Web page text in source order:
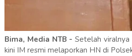
Bima, Media NTB -Setelah viralnya
kini IM resmi melaporkan HN di